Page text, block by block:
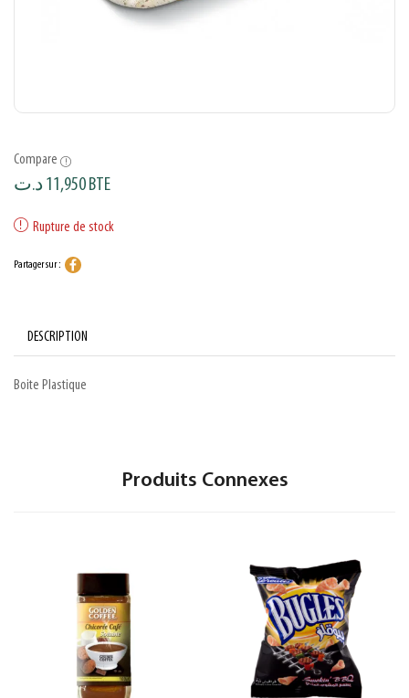
Compare
11,950د.ت BTE
Rupture de stock
Partager sur :
DESCRIPTION
Boite Plastique
Produits Connexes